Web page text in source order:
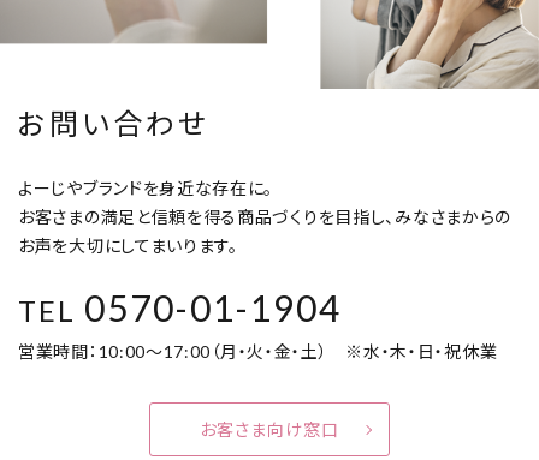
お問い合わせ
よーじやブランドを身近な存在に。
お客さまの満足と信頼を得る商品づくりを目指し、みなさまからの
お声を大切にしてまいります。
TEL 0570-01-1904
営業時間：10:00～17:00（月・火・金・土） ※水・木・日・祝休業
お客さま向け窓口